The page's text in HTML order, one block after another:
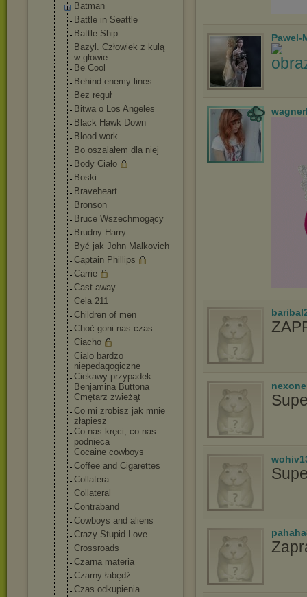
Batman
Battle in Seattle
Battle Ship
Bazyl. Człowiek z kulą
w głowie
Be Cool
Behind enemy lines
Bez reguł
Bitwa o Los Angeles
Black Hawk Down
Blood work
Bo oszalałem dla niej
Body Ciało
Boski
Braveheart
Bronson
Bruce Wszechmogący
Brudny Harry
Być jak John Malkovich
Captain Phillips
Carrie
Cast away
Cela 211
Children of men
Choć goni nas czas
Ciacho
Cialo bardzo
niepedagogiczne
Ciekawy przypadek
Benjamina Buttona
Cmętarz zwieżąt
Co mi zrobisz jak mnie
złapiesz
Co nas kręci, co nas
podnieca
Cocaine cowboys
Coffee and Cigarettes
Collatera
Collateral
Contraband
Cowboys and aliens
Crazy Stupid Love
Crossroads
Czarna materia
Czarny łabędź
Czas odkupienia
Pawel-